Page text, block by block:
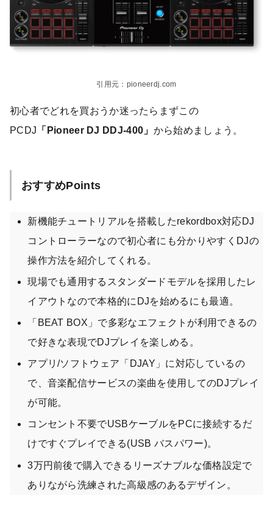
引用元：pioneerdj.com
初心者でどれを買おうか迷ったらまずこの
PCDJ 「Pioneer DJ DDJ-400」 から始めましょう。
おすすめPoints
新機能チュートリアルを搭載したrekordbox対応DJ
コントローラーなので初心者にも分かりやすくDJの
操作方法を紹介してくれる。
現場でも通用するスタンダードモデルを採用したレ
イアウトなので本格的にDJを始めるにも最適。
「BEAT BOX」で多彩なエフェクトが利用できるの
で好きな表現でDJプレイを楽しめる。
アプリ/ソフトウェア「DJAY」に対応しているの
で、音楽配信サービスの楽曲を使用してのDJプレイ
が可能。
コンセント不要でUSBケーブルをPCに接続するだ
けですぐプレイできる(USB バスパワー)。
3万円前後で購入できるリーズナブルな価格設定で
ありながら洗練された高級感のあるデザイン。